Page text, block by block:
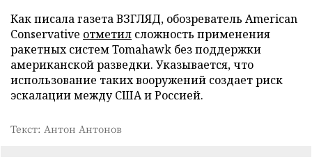
Как писала газета ВЗГЛЯД, обозреватель American
Conservative отметил сложность применения
ракетных систем Tomahawk без поддержки
американской разведки. Указывается, что
использование таких вооружений создает риск
эскалации между США и Россией.
Текст: Антон Антонов